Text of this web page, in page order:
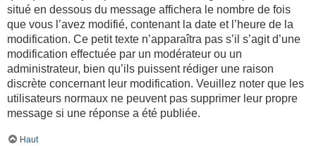
situé en dessous du message affichera le nombre de fois
que vous l’avez modifié, contenant la date et l’heure de la
modification. Ce petit texte n’apparaîtra pas s’il s’agit d’une
modification effectuée par un modérateur ou un
administrateur, bien qu’ils puissent rédiger une raison
discrète concernant leur modification. Veuillez noter que les
utilisateurs normaux ne peuvent pas supprimer leur propre
message si une réponse a été publiée.
Haut